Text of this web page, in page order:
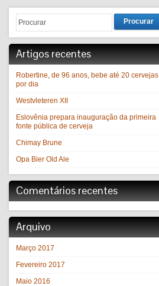
Procurar
Artigos recentes
Robertine, de 96 anos, bebe até 20 cervejas
por dia
Westvleteren XII
Eslovênia prepara inauguração da primeira
fonte pública de cerveja
Chimay Brune
Opa Bier Old Ale
Comentários recentes
Arquivo
Março 2017
Fevereiro 2017
Maio 2016